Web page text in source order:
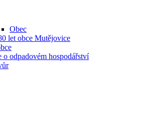
Obec
let obce Mutějovice
o odpadovém hospodářství